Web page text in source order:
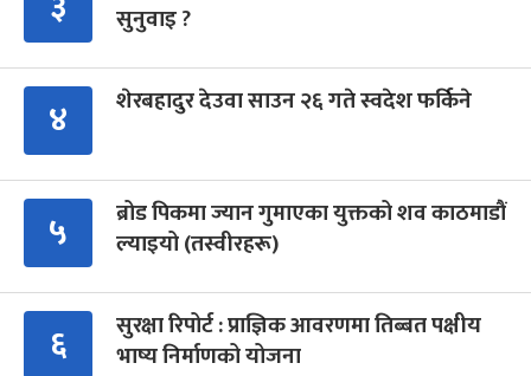
सुनुवाइ ?
४ शेरबहादुर देउवा साउन २६ गते स्वदेश फर्किने
५
ब्रोड पिकमा ज्यान गुमाएका युक्तको शव काठमाडौं
ल्याइयो (तस्वीरहरू)
६
सुरक्षा रिपोर्ट : प्राज्ञिक आवरणमा तिब्बत पक्षीय
भाष्य निर्माणको योजना